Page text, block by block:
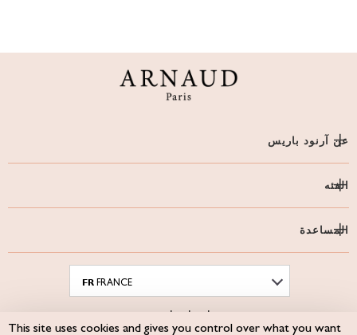
عن آرنود باريس
الفئه
المساعدة
FR FRANCE
اشعار قانوني
Site map
This site uses cookies and gives you control over what you want